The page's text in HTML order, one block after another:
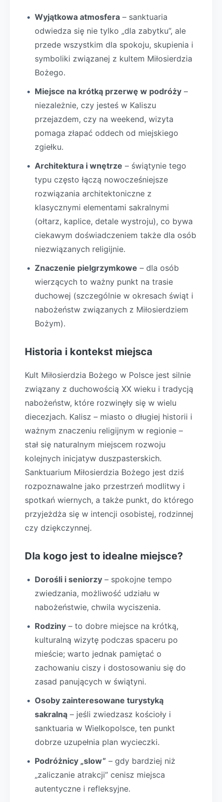
Wyjątkowa atmosfera – sanktuaria
odwiedza się nie tylko „dla zabytku”, ale
przede wszystkim dla spokoju, skupienia i
symboliki związanej z kultem Miłosierdzia
Bożego.
Miejsce na krótką przerwę w podróży –
niezależnie, czy jesteś w Kaliszu
przejazdem, czy na weekend, wizyta
pomaga złapać oddech od miejskiego
zgiełku.
Architektura i wnętrze – świątynie tego
typu często łączą nowocześniejsze
rozwiązania architektoniczne z
klasycznymi elementami sakralnymi
(ołtarz, kaplice, detale wystroju), co bywa
ciekawym doświadczeniem także dla osób
niezwiązanych religijnie.
Znaczenie pielgrzymkowe – dla osób
wierzących to ważny punkt na trasie
duchowej (szczególnie w okresach świąt i
nabożeństw związanych z Miłosierdziem
Bożym).
Historia i kontekst miejsca
Kult Miłosierdzia Bożego w Polsce jest silnie
związany z duchowością XX wieku i tradycją
nabożeństw, które rozwinęły się w wielu
diecezjach. Kalisz – miasto o długiej historii i
ważnym znaczeniu religijnym w regionie –
stał się naturalnym miejscem rozwoju
kolejnych inicjatyw duszpasterskich.
Sanktuarium Miłosierdzia Bożego jest dziś
rozpoznawalne jako przestrzeń modlitwy i
spotkań wiernych, a także punkt, do którego
przyjeżdża się w intencji osobistej, rodzinnej
czy dziękczynnej.
Dla kogo jest to idealne miejsce?
Dorośli i seniorzy – spokojne tempo
zwiedzania, możliwość udziału w
nabożeństwie, chwila wyciszenia.
Rodziny – to dobre miejsce na krótką,
kulturalną wizytę podczas spaceru po
mieście; warto jednak pamiętać o
zachowaniu ciszy i dostosowaniu się do
zasad panujących w świątyni.
Osoby zainteresowane turystyką
sakralną – jeśli zwiedzasz kościoły i
sanktuaria w Wielkopolsce, ten punkt
dobrze uzupełnia plan wycieczki.
Podróżnicy „slow” – gdy bardziej niż
„zaliczanie atrakcji” cenisz miejsca
autentyczne i refleksyjne.